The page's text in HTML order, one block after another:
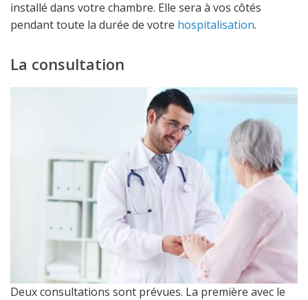
installé dans votre chambre. Elle sera à vos côtés
pendant toute la durée de votre hospitalisation.
La consultation
Deux consultations sont prévues. La première avec le